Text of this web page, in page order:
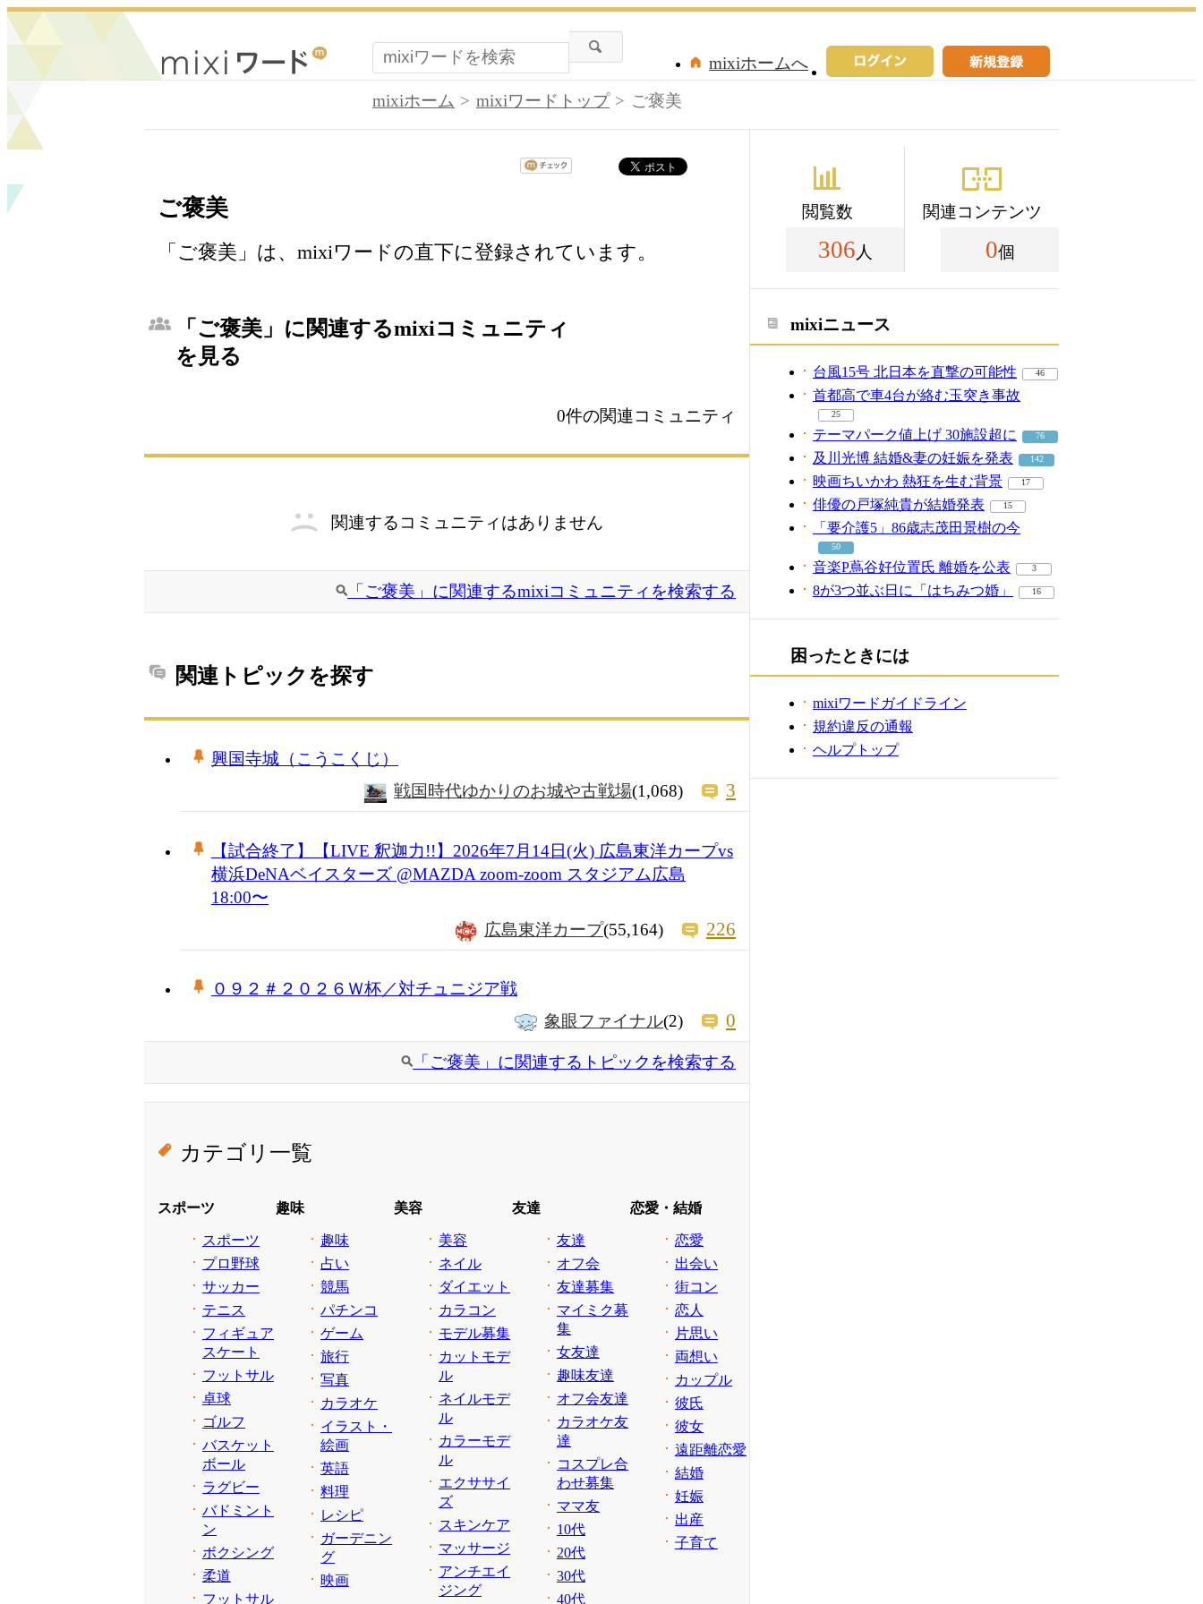
mixiホームへ
mixiホーム
mixiワードトップ ご褒美
ご褒美
「ご褒美」は、mixiワードの直下に登録されています。
「ご褒美」に関連するmixiコミュニティ
を見る
0件の関連コミュニティ
関連するコミュニティはありません
「ご褒美」に関連するmixiコミュニティを検索する
関連トピックを探す
興国寺城（こうこくじ）
戦国時代ゆかりのお城や古戦場(1,068) 3
【試合終了】【LIVE 釈迦力!!】2026年7月14日(火) 広島東洋カープvs
横浜DeNAベイスターズ @MAZDA zoom-zoom スタジアム広島
18:00〜
広島東洋カープ(55,164) 226
０９２＃２０２６Ｗ杯／対チュニジア戦
象眼ファイナル(2) 0
「ご褒美」に関連するトピックを検索する
カテゴリ一覧
スポーツ
スポーツ
プロ野球
サッカー
テニス
フィギュア
スケート
フットサル
卓球
ゴルフ
バスケット
ボール
ラグビー
バドミント
ン
ボクシング
柔道
フットサル
趣味
趣味
占い
競馬
パチンコ
ゲーム
旅行
写真
カラオケ
イラスト・
絵画
英語
料理
レシピ
ガーデニン
グ
映画
美容
美容
ネイル
ダイエット
カラコン
モデル募集
カットモデ
ル
ネイルモデ
ル
カラーモデ
ル
エクササイ
ズ
スキンケア
マッサージ
アンチエイ
ジング
友達
友達
オフ会
友達募集
マイミク募
集
女友達
趣味友達
オフ会友達
カラオケ友
達
コスプレ合
わせ募集
ママ友
10代
20代
30代
40代
恋愛・結婚
恋愛
出会い
街コン
恋人
片思い
両想い
カップル
彼氏
彼女
遠距離恋愛
結婚
妊娠
出産
子育て
閲覧数
306 人
関連コンテンツ
0個
mixiニュース
台風15号 北日本を直撃の可能性 46
首都高で車4台が絡む玉突き事故
25
テーマパーク値上げ 30施設超に 76
及川光博 結婚&妻の妊娠を発表 142
映画ちいかわ 熱狂を生む背景 17
俳優の戸塚純貴が結婚発表 15
「要介護5」86歳志茂田景樹の今
50
音楽P蔦谷好位置氏 離婚を公表 3
8が3つ並ぶ日に「はちみつ婚」 16
困ったときには
mixiワードガイドライン
規約違反の通報
ヘルプトップ